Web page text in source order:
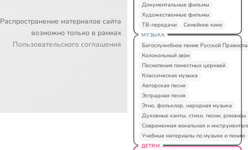
Распространение материалов сайта
возможно только в рамках
Пользовательского соглашения
Документальные фильмы
Художественные фильмы
ТВ-передачи
Семейное кино
МУЗЫКА
Богослужебное пение Русской
Колокольный звон
Песнопения поместных церквей
Классическая музыка
Авторская песня
Эстрадная песня
Этно, фольклор, народная музыка
Духовные канты, стихи, песни, романсы
Современная вокальная и
Учебные материалы по музыке и пению
ДЕТЯМ